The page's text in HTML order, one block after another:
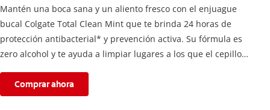
Mantén una boca sana y un aliento fresco con el enjuague
bucal Colgate Total Clean Mint que te brinda 24 horas de
protección antibacterial* y prevención activa. Su fórmula es
zero alcohol y te ayuda a limpiar lugares a los que el cepillo
Comprar ahora